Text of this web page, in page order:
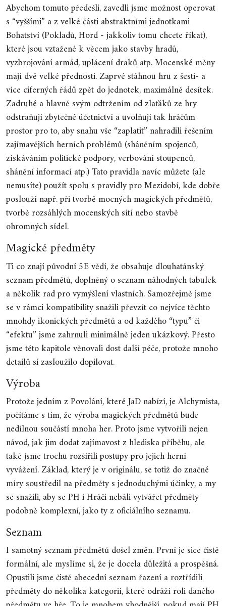
Abychom tomuto předešli, zavedli jsme možnost operovat
s “vyššími” a z velké části abstraktními jednotkami
Bohatství (Pokladů, Hord - jakkoliv tomu chcete říkat),
které jsou vztažené k věcem jako stavby hradů,
vyzbrojování armád, uplácení draků atp. Mocenské měny
mají dvě velké přednosti. Zaprvé stáhnou hru z šesti- a
více ciferných řádů zpět do jednotek, maximálně desítek.
Zadruhé a hlavně svým odtržením od zlaťáků ze hry
odstraňují zbytečné účetnictví a uvolňují tak hráčům
prostor pro to, aby snahu vše “zaplatit” nahradili řešením
zajímavějších herních problémů (sháněním spojenců,
získáváním politické podpory, verbování stoupenců,
shánění informací atp.) Tato pravidla navíc můžete (ale
nemusíte) použít spolu s pravidly pro Mezidobí, kde dobře
poslouží např. při tvorbě mocných magických předmětů,
tvorbě rozsáhlých mocenských sítí nebo stavbě
ohromných sídel.
Magické předměty
Ti co znají původní 5E vědí, že obsahuje dlouhatánský
seznam předmětů, doplněný o seznam náhodných tabulek
a několik rad pro vymýšlení vlastních. Samozřejmě jsme
se v rámci kompatibility snažili převzít co nejvíce těchto
mnohdy ikonických předmětů a od každého “typu” či
“efektu” jsme zahrnuli minimálně jeden ukázkový. Přesto
jsme této kapitole věnovali dost další péče, protože mnoho
detailů si zasloužilo dopilovat.
Výroba
Protože jedním z Povolání, které JaD nabízí, je Alchymista,
počítáme s tím, že výroba magických předmětů bude
nedílnou součástí mnoha her. Proto jsme vytvořili nejen
návod, jak jim dodat zajímavost z hlediska příběhu, ale
také jsme trochu rozšířili postupy pro jejich herní
vyvážení. Základ, který je v originálu, se totiž do značné
míry soustředil na předměty s jednoduchými účinky, a my
se snažili, aby se PH i Hráči nebáli vytvářet předměty
podobně komplexní, jako ty z oficiálního seznamu.
Seznam
I samotný seznam předmětů došel změn. První je sice čistě
formální, ale myslíme si, že je docela důležitá a prospěšná.
Opustili jsme čistě abecední seznam řazení a roztřídili
předměty do několika kategorií, které odráží roli daného